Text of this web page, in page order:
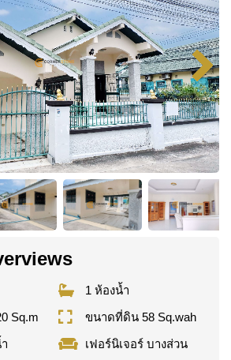
1 ห้องน้ำ
Sq.m
ขนาดที่ดิน 58 Sq.wah
เฟอร์นิเจอร์ บางส่วน